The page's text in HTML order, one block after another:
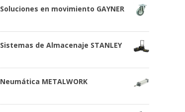
Soluciones en movimiento GAYNER
Sistemas de Almacenaje STANLEY
Neumática METALWORK